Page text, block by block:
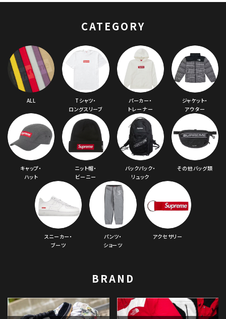
CATEGORY
ALL
Tシャツ・
ロングスリーブ
パーカー・
トレーナー
ジャケット・
アウター
キャップ・
ハット
ニット帽・
ビーニー
バックパック・
リュック
その他バッグ類
スニーカー・
ブーツ
パンツ・
ショーツ
アクセサリー
BRAND